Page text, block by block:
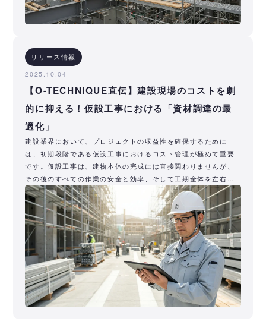
リリース情報
2025.10.04
【O-TECHNIQUE直伝】建設現場のコストを劇
的に抑える！仮設工事における「資材調達の最
適化」
建設業界において、プロジェクトの収益性を確保するために
は、初期段階である仮設工事におけるコスト管理が極めて重要
です。仮設工事は、建物本体の完成には直接関わりませんが、
その後のすべての作業の安全と効率、そして工期全体を左右す
る基盤となります。